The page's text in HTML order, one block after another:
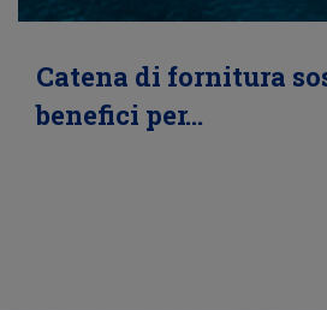
Catena di fornitura
benefici per…